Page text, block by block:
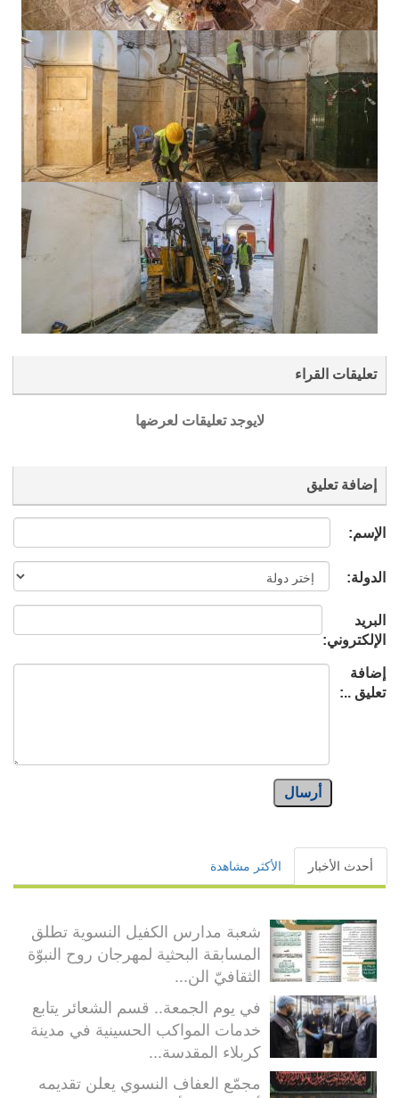
تعليقات القراء
لايوجد تعليقات لعرضها
إضافة تعليق
الإسم:
الدولة:
البريد
الإلكتروني:
إضافة
تعليق ..:
أرسال
أحدث الأخبار الأكثر مشاهدة
شعبة مدارس الكفيل النسوية تطلق
المسابقة البحثية لمهرجان روح النبوّة
الثقافيّ الن...
في يوم الجمعة.. قسم الشعائر يتابع
خدمات المواكب الحسينية في مدينة
كربلاء المقدسة...
مجمّع العفاف النسوي يعلن تقديمه